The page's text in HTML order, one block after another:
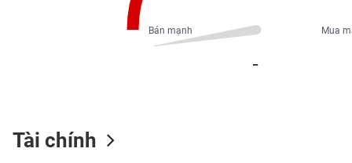
Mua
Bán mạnh
Tài chính